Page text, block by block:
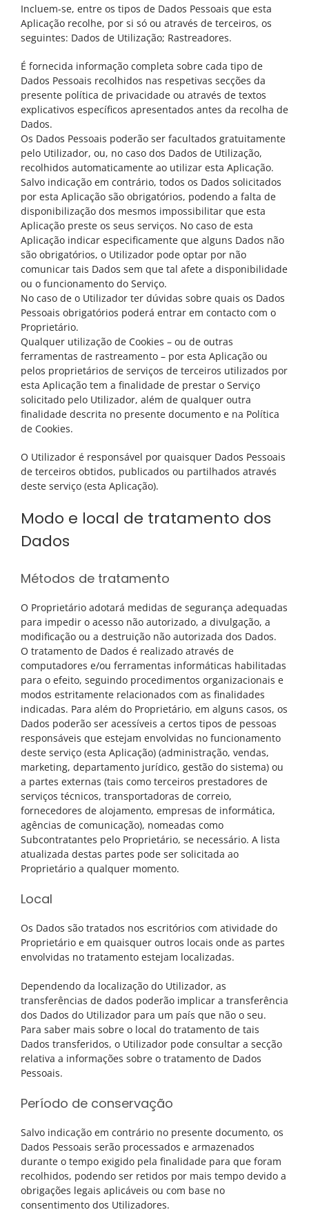
Incluem-se, entre os tipos de Dados Pessoais que esta
Aplicação recolhe, por si só ou através de terceiros, os
seguintes: Dados de Utilização; Rastreadores.
É fornecida informação completa sobre cada tipo de
Dados Pessoais recolhidos nas respetivas secções da
presente política de privacidade ou através de textos
explicativos específicos apresentados antes da recolha de
Dados.
Os Dados Pessoais poderão ser facultados gratuitamente
pelo Utilizador, ou, no caso dos Dados de Utilização,
recolhidos automaticamente ao utilizar esta Aplicação.
Salvo indicação em contrário, todos os Dados solicitados
por esta Aplicação são obrigatórios, podendo a falta de
disponibilização dos mesmos impossibilitar que esta
Aplicação preste os seus serviços. No caso de esta
Aplicação indicar especificamente que alguns Dados não
são obrigatórios, o Utilizador pode optar por não
comunicar tais Dados sem que tal afete a disponibilidade
ou o funcionamento do Serviço.
No caso de o Utilizador ter dúvidas sobre quais os Dados
Pessoais obrigatórios poderá entrar em contacto com o
Proprietário.
Qualquer utilização de Cookies – ou de outras
ferramentas de rastreamento – por esta Aplicação ou
pelos proprietários de serviços de terceiros utilizados por
esta Aplicação tem a finalidade de prestar o Serviço
solicitado pelo Utilizador, além de qualquer outra
finalidade descrita no presente documento e na Política
de Cookies.
O Utilizador é responsável por quaisquer Dados Pessoais
de terceiros obtidos, publicados ou partilhados através
deste serviço (esta Aplicação).
Modo e local de tratamento dos
Dados
Métodos de tratamento
O Proprietário adotará medidas de segurança adequadas
para impedir o acesso não autorizado, a divulgação, a
modificação ou a destruição não autorizada dos Dados.
O tratamento de Dados é realizado através de
computadores e/ou ferramentas informáticas habilitadas
para o efeito, seguindo procedimentos organizacionais e
modos estritamente relacionados com as finalidades
indicadas. Para além do Proprietário, em alguns casos, os
Dados poderão ser acessíveis a certos tipos de pessoas
responsáveis que estejam envolvidas no funcionamento
deste serviço (esta Aplicação) (administração, vendas,
marketing, departamento jurídico, gestão do sistema) ou
a partes externas (tais como terceiros prestadores de
serviços técnicos, transportadoras de correio,
fornecedores de alojamento, empresas de informática,
agências de comunicação), nomeadas como
Subcontratantes pelo Proprietário, se necessário. A lista
atualizada destas partes pode ser solicitada ao
Proprietário a qualquer momento.
Local
Os Dados são tratados nos escritórios com atividade do
Proprietário e em quaisquer outros locais onde as partes
envolvidas no tratamento estejam localizadas.
Dependendo da localização do Utilizador, as
transferências de dados poderão implicar a transferência
dos Dados do Utilizador para um país que não o seu.
Para saber mais sobre o local do tratamento de tais
Dados transferidos, o Utilizador pode consultar a secção
relativa a informações sobre o tratamento de Dados
Pessoais.
Período de conservação
Salvo indicação em contrário no presente documento, os
Dados Pessoais serão processados e armazenados
durante o tempo exigido pela finalidade para que foram
recolhidos, podendo ser retidos por mais tempo devido a
obrigações legais aplicáveis ou com base no
consentimento dos Utilizadores.